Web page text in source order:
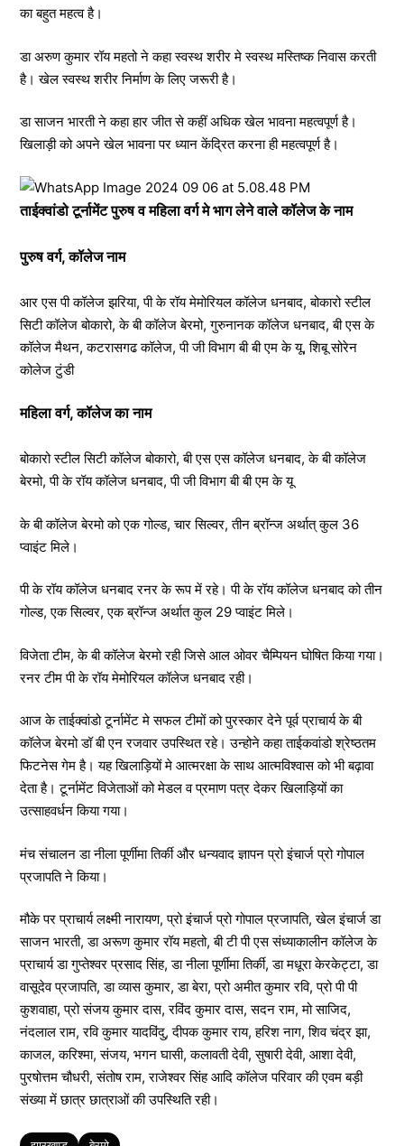
का बहुत महत्व है।
डा अरुण कुमार रॉय महतो ने कहा स्वस्थ शरीर मे स्वस्थ मस्तिष्क निवास करती
है। खेल स्वस्थ शरीर निर्माण के लिए जरूरी है।
डा साजन भारती ने कहा हार जीत से कहीं अधिक खेल भावना महत्वपूर्ण है।
खिलाड़ी को अपने खेल भावना पर ध्यान केंद्रित करना ही महत्वपूर्ण है।
ताईक्वांडो टूर्नामेंट पुरुष व महिला वर्ग मे भाग लेने वाले कॉलेज के नाम
पुरुष वर्ग, कॉलेज नाम
आर एस पी कॉलेज झरिया, पी के रॉय मेमोरियल कॉलेज धनबाद, बोकारो स्टील
सिटी कॉलेज बोकारो, के बी कॉलेज बेरमो, गुरुनानक कॉलेज धनबाद, बी एस के
कॉलेज मैथन, कटरासगढ कॉलेज, पी जी विभाग बी बी एम के यू, शिबू सोरेन
कोलेज टुंडी
महिला वर्ग, कॉलेज का नाम
बोकारो स्टील सिटी कॉलेज बोकारो, बी एस एस कॉलेज धनबाद, के बी कॉलेज
बेरमो, पी के रॉय कॉलेज धनबाद, पी जी विभाग बी बी एम के यू
के बी कॉलेज बेरमो को एक गोल्ड, चार सिल्वर, तीन ब्रॉन्ज अर्थात् कुल 36
प्वाइंट मिले।
पी के रॉय कॉलेज धनबाद रनर के रूप में रहे। पी के रॉय कॉलेज धनबाद को तीन
गोल्ड, एक सिल्वर, एक ब्रॉन्ज अर्थात कुल 29 प्वाइंट मिले।
विजेता टीम, के बी कॉलेज बेरमो रही जिसे आल ओवर चैम्पियन घोषित किया गया।
रनर टीम पी के रॉय मेमोरियल कॉलेज धनबाद रही।
आज के ताईक्वांडो टूर्नामेंट मे सफल टीमों को पुरस्कार देने पूर्व प्राचार्य के बी
कॉलेज बेरमो डॉ बी एन रजवार उपस्थित रहे। उन्होने कहा ताईकवांडो श्रेष्ठतम
फिटनेस गेम है। यह खिलाड़ियों मे आत्मरक्षा के साथ आत्मविश्वास को भी बढ़ावा
देता है। टूर्नामेंट विजेताओं को मेडल व प्रमाण पत्र देकर खिलाड़ियों का
उत्साहवर्धन किया गया।
मंच संचालन डा नीला पूर्णीमा तिर्की और धन्यवाद ज्ञापन प्रो इंचार्ज प्रो गोपाल
प्रजापति ने किया।
मौके पर प्राचार्य लक्ष्मी नारायण, प्रो इंचार्ज प्रो गोपाल प्रजापति, खेल इंचार्ज डा
साजन भारती, डा अरूण कुमार रॉय महतो, बी टी पी एस संध्याकालीन कॉलेज के
प्राचार्य डा गुप्तेश्वर प्रसाद सिंह, डा नीला पूर्णीमा तिर्की, डा मधूरा केरकेट्टा, डा
वासूदेव प्रजापति, डा व्यास कुमार, डा बेरा, प्रो अमीत कुमार रवि, प्रो पी पी
कुशवाहा, प्रो संजय कुमार दास, रविंद कुमार दास, सदन राम, मो साजिद,
नंदलाल राम, रवि कुमार यादविंदु, दीपक कुमार राय, हरिश नाग, शिव चंद्र झा,
काजल, करिश्मा, संजय, भगन घासी, कलावती देवी, सुषारी देवी, आशा देवी,
पुरषोत्तम चौधरी, संतोष राम, राजेश्वर सिंह आदि कॉलेज परिवार की एवम बड़ी
संख्या में छात्र छात्राओं की उपस्थिति रही।